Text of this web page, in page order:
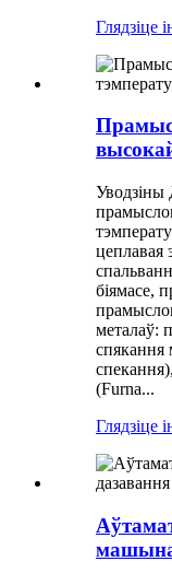
Глядзіце
Уводзіны
цеплавая
біямасе,
металаў:
спякання
(Furna...
Глядзіце
машына